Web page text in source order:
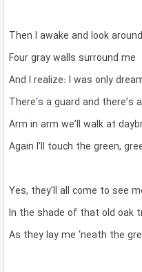
Then I awake and look
Four gray walls surround me
And I realize: I was only
There‘s a guard and there’s
Arm in arm we’ll walk at
Again I’ll touch the green,
Yes, they’ll all come to see
In the shade of that old oak
As they lay me ‘neath the